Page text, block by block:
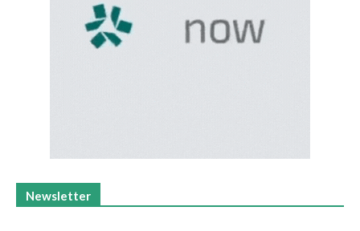
Newsletter